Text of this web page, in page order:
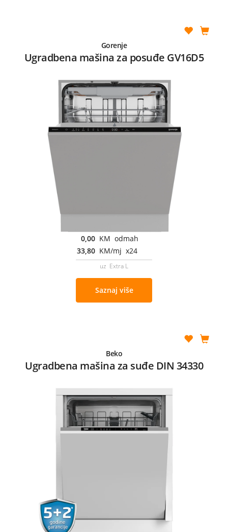
Gorenje
Ugradbena mašina za posuđe GV16D5
0,00 KM odmah
33,80 KM/mj x24
uz Extra L
Saznaj više
Beko
Ugradbena mašina za suđe DIN 34330